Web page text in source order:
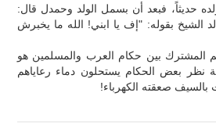
حديثاً، فبعد أن بسمل الولد وحمدل قال:
الشيخ بقوله: "إف يا ابني! الله ما يخبرش
المشترك بين حكام العرب والمسلمين هو
نظر بعض الحكام يستحلون دماء رعاياهم
بالسيف صعقته الكهرباء!